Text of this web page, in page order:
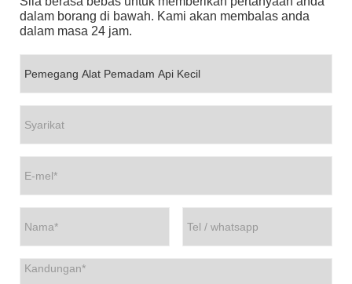
dalam borang di bawah. Kami akan membalas anda
dalam masa 24 jam.